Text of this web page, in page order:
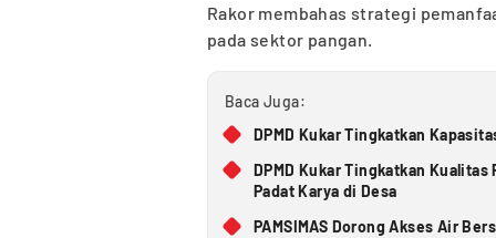
Rakor membahas strategi
pada sektor pangan.
Baca Juga:
DPMD Kukar Tingkatkan
DPMD Kukar Tingkatkan
Padat Karya di Desa
PAMSIMAS Dorong Akses Air